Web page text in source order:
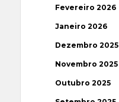
Fevereiro 2026
Janeiro 2026
Dezembro 2025
Novembro 2025
Outubro 2025